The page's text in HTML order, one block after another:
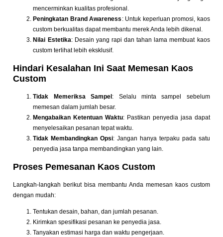
mencerminkan kualitas profesional.
Peningkatan Brand Awareness : Untuk keperluan promosi, kaos
custom berkualitas dapat membantu merek Anda lebih dikenal.
Nilai Estetika: Desain yang rapi dan tahan lama membuat kaos
custom terlihat lebih eksklusif.
Hindari Kesalahan Ini Saat Memesan Kaos
Custom
Tidak Memeriksa Sampel : Selalu minta sampel sebelum
memesan dalam jumlah besar.
Mengabaikan Ketentuan Waktu: Pastikan penyedia jasa dapat
menyelesaikan pesanan tepat waktu.
Tidak Membandingkan Opsi: Jangan hanya terpaku pada satu
penyedia jasa tanpa membandingkan yang lain.
Proses Pemesanan Kaos Custom
Langkah-langkah berikut bisa membantu Anda memesan kaos custom
dengan mudah:
Tentukan desain, bahan, dan jumlah pesanan.
Kirimkan spesifikasi pesanan ke penyedia jasa.
Tanyakan estimasi harga dan waktu pengerjaan.